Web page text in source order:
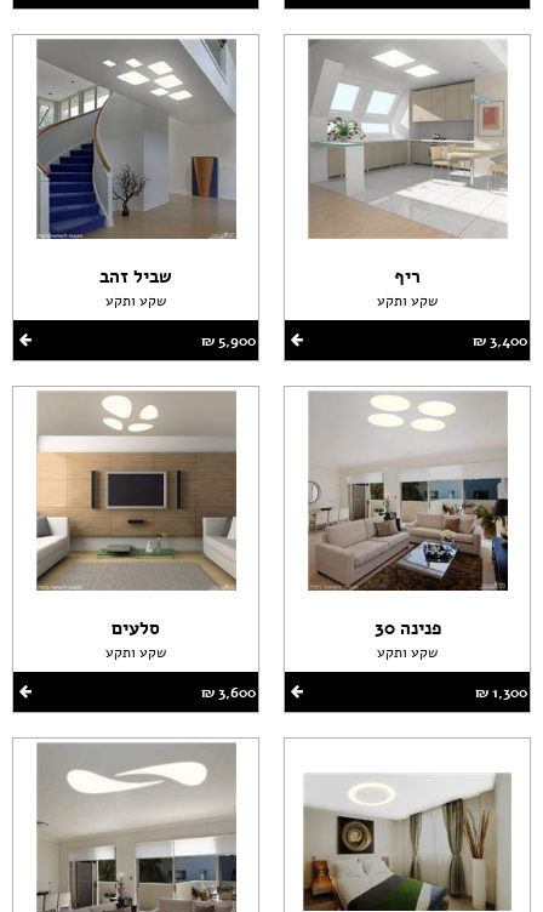
ריף
שקע ותקע
3,400 ‏₪
פנינה 30
שקע ותקע
1,300 ‏₪
שביל זהב
שקע ותקע
5,900 ‏₪
סלעים
שקע ותקע
3,600 ‏₪